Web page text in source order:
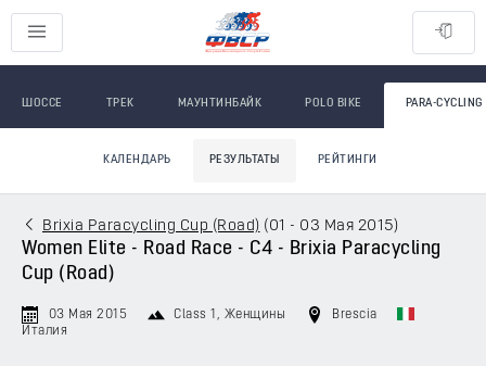
ШОССЕ ТРЕК МАУНТИНБАЙК POLO BIKE PARA-CYCLING
КАЛЕНДАРЬ РЕЗУЛЬТАТЫ РЕЙТИНГИ
Brixia Paracycling Cup (Road) ( 01 - 03 Мая 2015)
Women Elite - Road Race - C4 - Brixia Paracycling
Cup (Road)
03 Мая 2015 Class 1 , Женщины
Brescia
Италия